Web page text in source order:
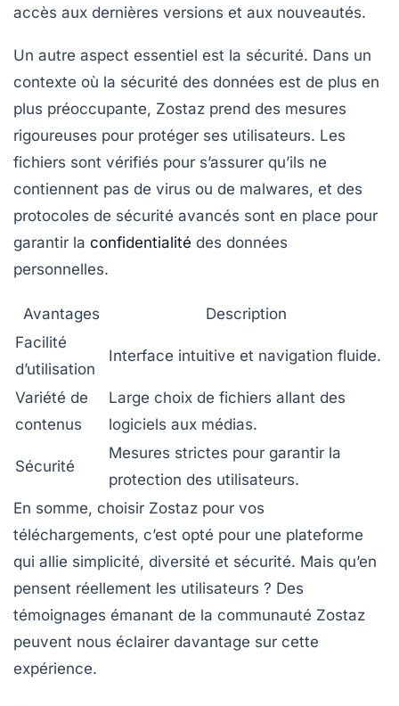
accès aux dernières versions et aux nouveautés.
Un autre aspect essentiel est la sécurité. Dans un
contexte où la sécurité des données est de plus en
plus préoccupante, Zostaz prend des mesures
rigoureuses pour protéger ses utilisateurs. Les
fichiers sont vérifiés pour s’assurer qu’ils ne
contiennent pas de virus ou de malwares, et des
protocoles de sécurité avancés sont en place pour
garantir la confidentialité des données
personnelles.
Avantages
Description
Facilité
d’utilisation
Interface intuitive et navigation fluide.
Variété de
contenus
Large choix de fichiers allant des
logiciels aux médias.
Sécurité
Mesures strictes pour garantir la
protection des utilisateurs.
En somme, choisir Zostaz pour vos
téléchargements, c’est opté pour une plateforme
qui allie simplicité, diversité et sécurité. Mais qu’en
pensent réellement les utilisateurs ? Des
témoignages émanant de la communauté Zostaz
peuvent nous éclairer davantage sur cette
expérience.